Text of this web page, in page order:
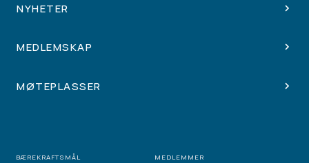
NYHETER
MEDLEMSKAP
MØTEPLASSER
BÆREKRAFTSMÅL MEDLEMMER